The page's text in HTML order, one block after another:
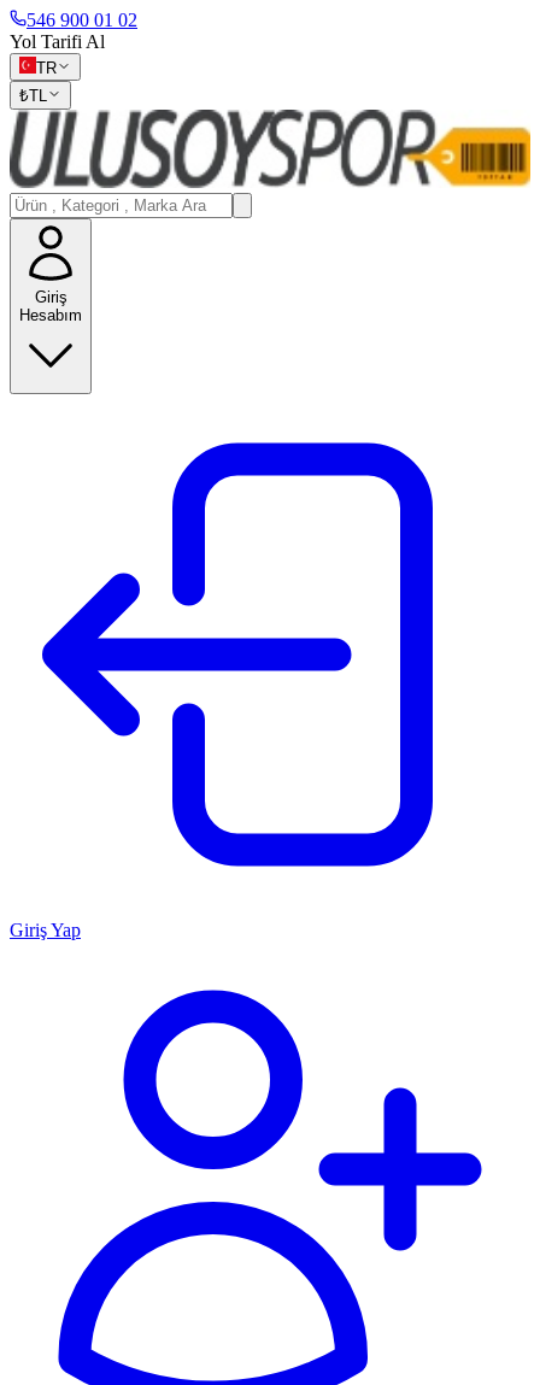
546 900 01 02
Yol Tarifi Al
TR
₺TL
Giriş
Hesabım
Giriş Yap